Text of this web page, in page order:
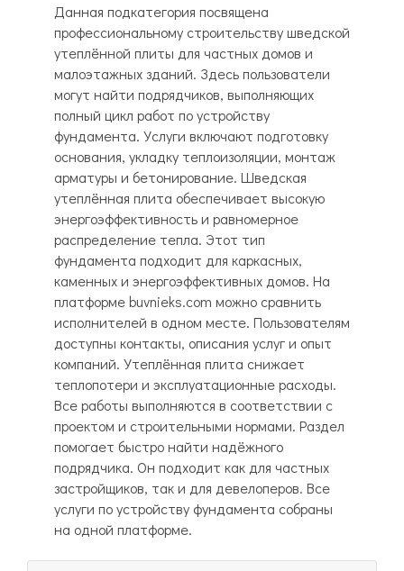
Данная подкатегория посвящена
профессиональному строительству шведской
утеплённой плиты для частных домов и
малоэтажных зданий. Здесь пользователи
могут найти подрядчиков, выполняющих
полный цикл работ по устройству
фундамента. Услуги включают подготовку
основания, укладку теплоизоляции, монтаж
арматуры и бетонирование. Шведская
утеплённая плита обеспечивает высокую
энергоэффективность и равномерное
распределение тепла. Этот тип
фундамента подходит для каркасных,
каменных и энергоэффективных домов. На
платформе buvnieks.com можно сравнить
исполнителей в одном месте. Пользователям
доступны контакты, описания услуг и опыт
компаний. Утеплённая плита снижает
теплопотери и эксплуатационные расходы.
Все работы выполняются в соответствии с
проектом и строительными нормами. Раздел
помогает быстро найти надёжного
подрядчика. Он подходит как для частных
застройщиков, так и для девелоперов. Все
услуги по устройству фундамента собраны
на одной платформе.